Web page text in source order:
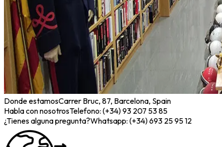
Donde estamosCarrer Bruc, 87, Barcelona, Spain
Habla con nosotrosTelefono: (+34) 93 207 53 85
¿Tienes alguna pregunta?Whatsapp: (+34) 693 25 95 12